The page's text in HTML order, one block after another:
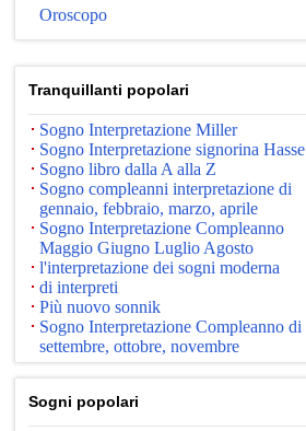
Oroscopo
Tranquillanti popolari
Sogno Interpretazione Miller
Sogno Interpretazione signorina Hasse
Sogno libro dalla A alla Z
Sogno compleanni interpretazione di
gennaio, febbraio, marzo, aprile
Sogno Interpretazione Compleanno
Maggio Giugno Luglio Agosto
l'interpretazione dei sogni moderna
di interpreti
Più nuovo sonnik
Sogno Interpretazione Compleanno di
settembre, ottobre, novembre
Sogni popolari